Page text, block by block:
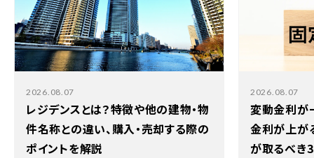
2026.08.07
レジデンスとは？特徴や他の建物・物
件名称との違い、購入・売却する際の
ポイントを解説
2026.08.07
変動金利が
金利が上が
が取るべき